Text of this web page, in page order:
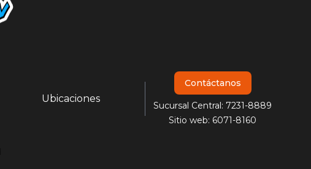
Ubicaciones
Contáctanos
Sucursal Central: 7231-8889
Sitio web: 6071-8160